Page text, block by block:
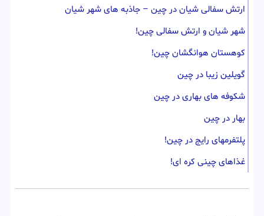
ارتش سفالی شیان در چین – جاذبه های شهر شیان
شهر شیان و ارتش سفالی چین!
کوهستان هوانگشان چین!
گویلین زیبا در چین
شکوفه های بهاری در چین
بهار در چین
پلتفرمهای رایج در چین!
غذاهای چینی کره ای!